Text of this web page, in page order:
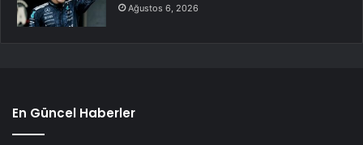
Ağustos 6, 2026
En Güncel Haberler